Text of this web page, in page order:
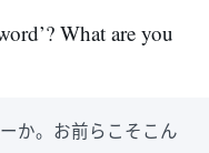
What are you
か。お前らこそこん